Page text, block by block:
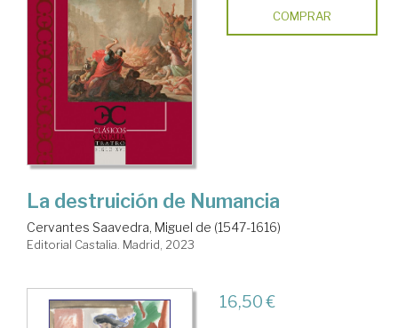
COMPRAR
La destruición de Numancia
Cervantes Saavedra, Miguel de (1547-1616)
Editorial Castalia. Madrid, 2023
16,50 €